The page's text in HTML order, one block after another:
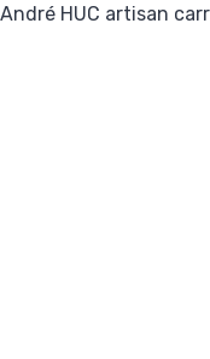
André HUC artisan